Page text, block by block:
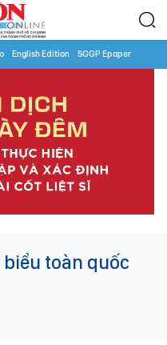
English Edition SGGP Epaper
toàn quốc